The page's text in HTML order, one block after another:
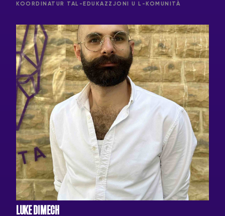
KOORDINATUR TAL-EDUKAZZJONI U L-KOMUNITÀ
LUKE DIMECH